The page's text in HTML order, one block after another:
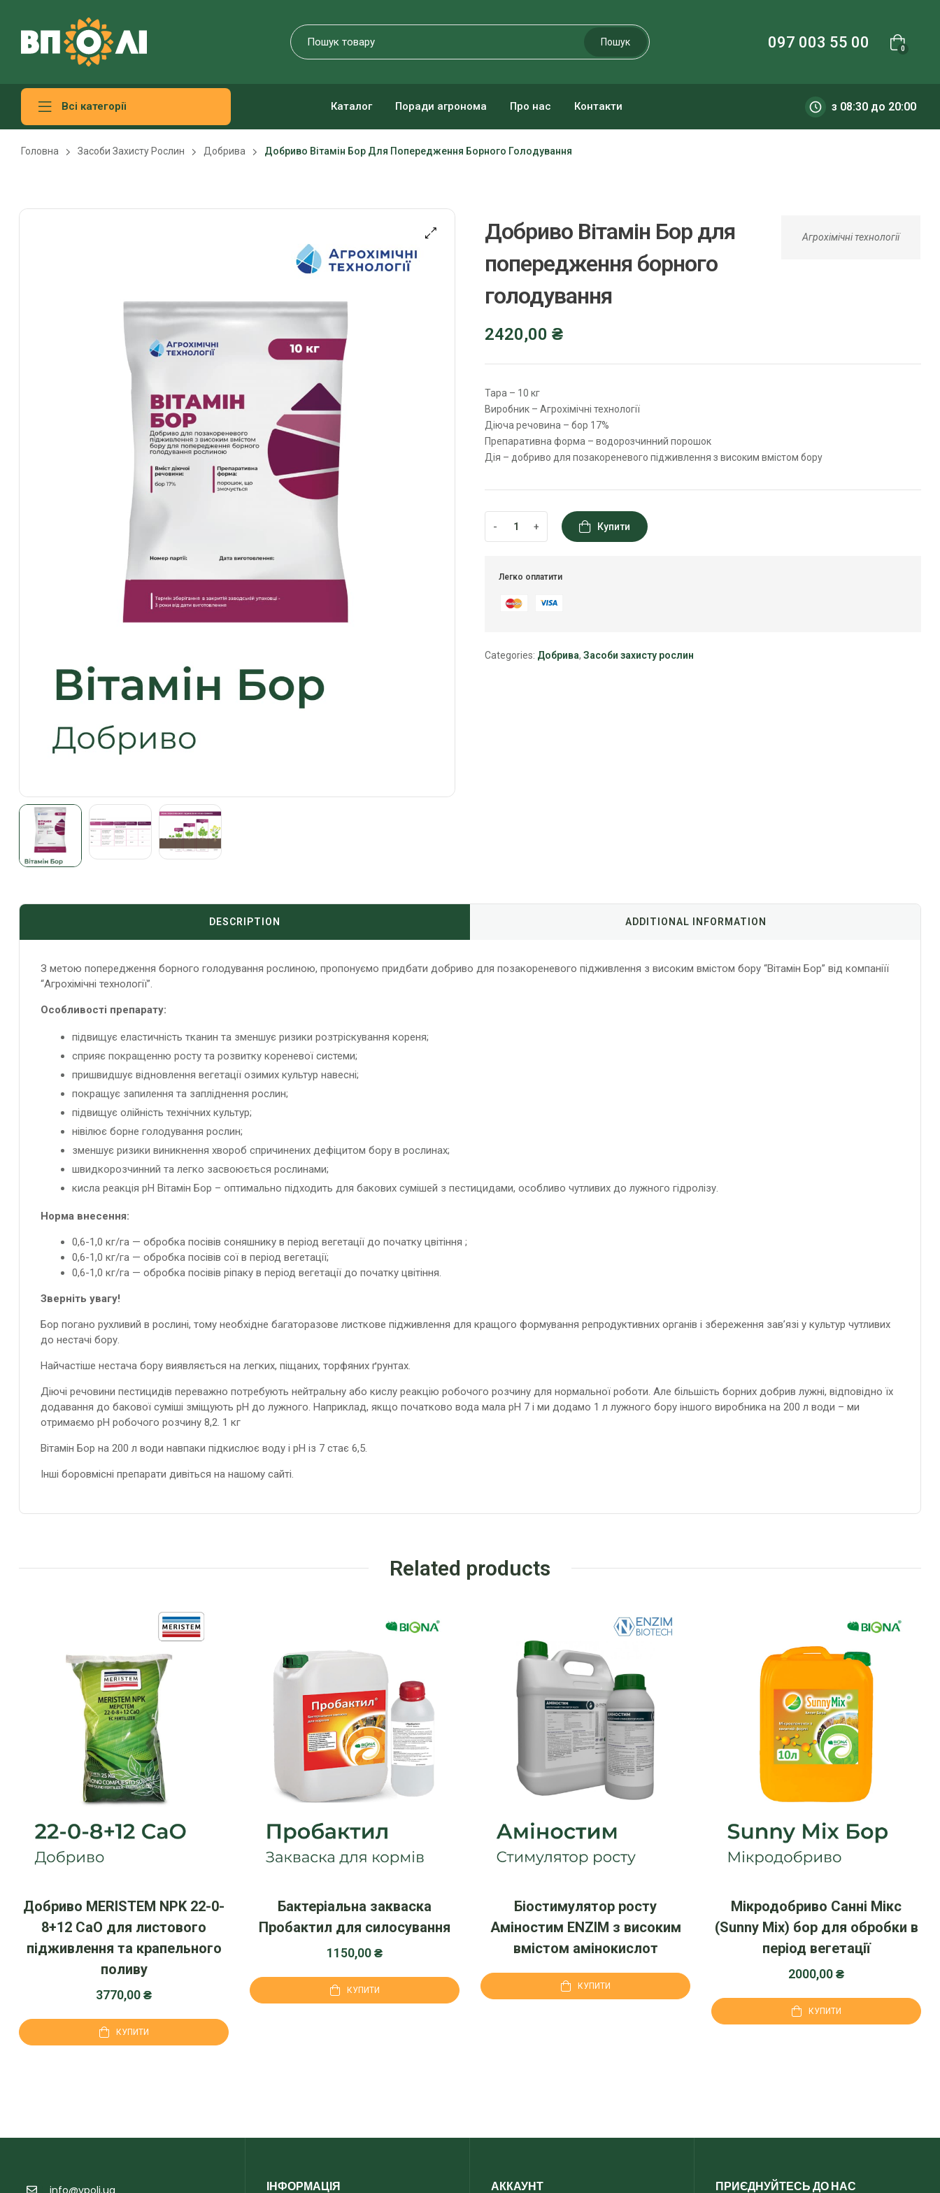
Пошук 097 003 55 00 0
Всі категорії Каталог Поради агронома Про нас Контакти з 08:30 до 20:00
Головна Засоби Захисту Рослин Добрива Добриво Вітамін Бор Для Попередження Борного Голодування
Агрохімічні технології
Добриво Вітамін Бор для
попередження борного
голодування
2420,00 ₴
Тара – 10 кг
Виробник – Агрохімічні технології
Діюча речовина – бор 17%
Препаративна форма – водорозчинний порошок
Дія – добриво для позакореневого підживлення з високим вмістом бору
- + Купити
Легко оплатити
Categories: Добрива, Засоби захисту рослин
DESCRIPTION ADDITIONAL INFORMATION
З метою попередження борного голодування рослиною, пропонуємо придбати добриво для позакореневого підживлення з високим вмістом бору “Вітамін Бор” від компаніїї
“Агрохімічні технології”.
Особливості препарату:
підвищує еластичність тканин та зменшує ризики розтріскування кореня;
сприяє покращенню росту та розвитку кореневої системи;
пришвидшує відновлення вегетації озимих культур навесні;
покращує запилення та запліднення рослин;
підвищує олійність технічних культур;
нівілює борне голодування рослин;
зменшує ризики виникнення хвороб спричинених дефіцитом бору в рослинах;
швидкорозчинний та легко засвоюється рослинами;
кисла реакція рН Вітамін Бор – оптимально підходить для бакових сумішей з пестицидами, особливо чутливих до лужного гідролізу.
Норма внесення:
0,6-1,0 кг/га — обробка посівів соняшнику в період вегетації до початку цвітіння ;
0,6-1,0 кг/га — обробка посівів сої в період вегетації;
0,6-1,0 кг/га — обробка посівів ріпаку в період вегетації до початку цвітіння.
Зверніть увагу!
Бор погано рухливий в рослині, тому необхідне багаторазове листкове підживлення для кращого формування репродуктивних органів і збереження зав’язі у культур чутливих
до нестачі бору.
Найчастіше нестача бору виявляється на легких, піщаних, торфяних ґрунтах.
Діючі речовини пестицидів переважно потребують нейтральну або кислу реакцію робочого розчину для нормальної роботи. Але більшість борних добрив лужні, відповідно їх
додавання до бакової суміші зміщують рН до лужного. Наприклад, якщо початково вода мала рН 7 і ми додамо 1 л лужного бору іншого виробника на 200 л води – ми
отримаємо рН робочого розчину 8,2. 1 кг
Вітамін Бор на 200 л води навпаки підкислює воду і рН із 7 стає 6,5.
Інші боровмісні препарати дивіться на нашому сайті.
Related products
Добриво MERISTEM NPK 22-0-
8+12 CaO для листового
підживлення та крапельного
поливу
3770,00₴
КУПИТИ
Бактеріальна закваска
Пробактил для силосування
1150,00₴
КУПИТИ
Біостимулятор росту
Аміностим ENZIM з високим
вмістом амінокислот
КУПИТИ
Мікродобриво Санні Мікс
(Sunny Mix) бор для обробки в
період вегетації
2000,00₴
КУПИТИ
info@vpoli.ua ІНФОРМАЦІЯ АККАУНТ ПРИЄДНУЙТЕСЬ ДО НАС